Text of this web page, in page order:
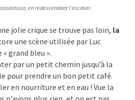
en redescendant l’escalier
jolie crique se trouve pas loin, la
une scène utilisée par Luc
grand bleu ».
par un petit chemin jusqu’à la
pour prendre un bon petit café.
en nourriture et en eau ! Vue la